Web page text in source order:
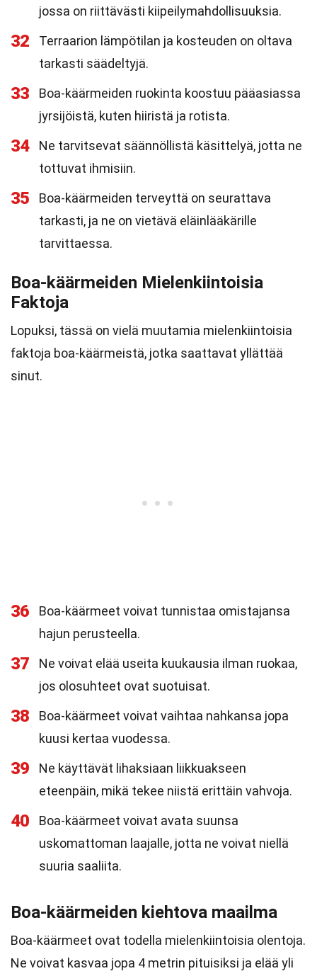
jossa on riittävästi kiipeilymahdollisuuksia.
32
Terraarion lämpötilan ja kosteuden on oltava
tarkasti säädeltyjä.
33
Boa-käärmeiden ruokinta koostuu pääasiassa
jyrsijöistä, kuten hiiristä ja rotista.
34
Ne tarvitsevat säännöllistä käsittelyä, jotta ne
tottuvat ihmisiin.
35
Boa-käärmeiden terveyttä on seurattava
tarkasti, ja ne on vietävä eläinlääkärille
tarvittaessa.
Boa-käärmeiden Mielenkiintoisia
Faktoja
Lopuksi, tässä on vielä muutamia mielenkiintoisia
faktoja boa-käärmeistä, jotka saattavat yllättää
sinut.
36
Boa-käärmeet voivat tunnistaa omistajansa
hajun perusteella.
37
Ne voivat elää useita kuukausia ilman ruokaa,
jos olosuhteet ovat suotuisat.
38
Boa-käärmeet voivat vaihtaa nahkansa jopa
kuusi kertaa vuodessa.
39
Ne käyttävät lihaksiaan liikkuakseen
eteenpäin, mikä tekee niistä erittäin vahvoja.
40
Boa-käärmeet voivat avata suunsa
uskomattoman laajalle, jotta ne voivat niellä
suuria saaliita.
Boa-käärmeiden kiehtova maailma
Boa-käärmeet ovat todella mielenkiintoisia olentoja.
Ne voivat kasvaa jopa 4 metrin pituisiksi ja elää yli